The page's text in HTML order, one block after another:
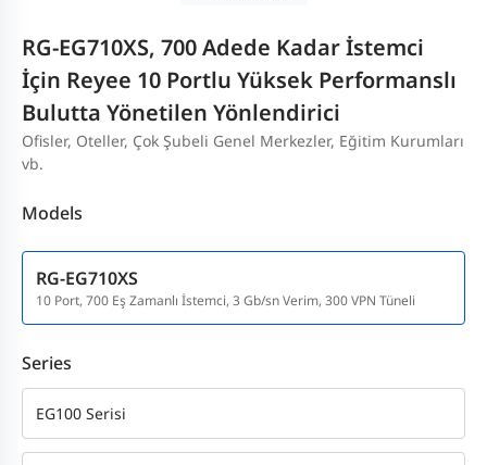
RG-EG710XS, 700 Adede Kadar İstemci
İçin Reyee 10 Portlu Yüksek Performanslı
Bulutta Yönetilen Yönlendirici
Ofisler, Oteller, Çok Şubeli Genel Merkezler, Eğitim Kurumları
vb.
Models
RG-EG710XS
10 Port, 700 Eş Zamanlı İstemci, 3 Gb/sn Verim, 300 VPN Tüneli
Series
EG100 Serisi